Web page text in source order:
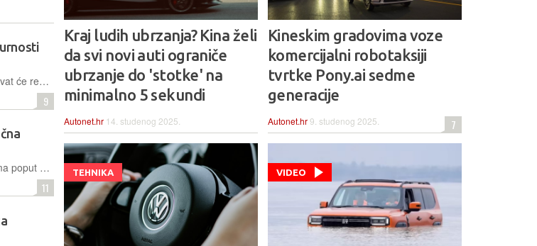
Novi kineski propisi, koji stupaju na snagu od 2027., zahtijevat će redizajn vrata na mnogim električnim vozilima, uključujući Teslu i BMW, kako bi se spriječilo zarobljavanje putnika nakon nesreće
9
Europska komisija predlaže proceduru koja bi proizvođačima poput Volkswagena omogućila izbjegavanje carina na električna vozila iz Kine, ako dobrovoljno ograniče izvoz i postave minimalne cijene
11
Kraj ludih ubrzanja? Kina želi
da svi novi auti ograniče
ubrzanje do 'stotke' na
minimalno 5 sekundi
Autonet.hr 14. studenog 2025.
Kineskim gradovima voze
komercijalni robotaksiji
tvrtke Pony.ai sedme
generacije
Autonet.hr9. studenog 2025. 7
TEHNIKA VIDEO